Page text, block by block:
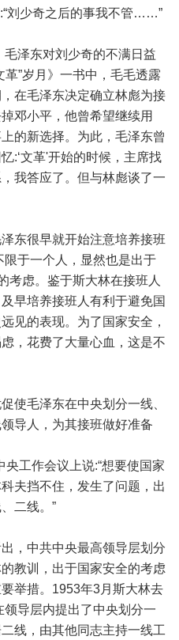
刘少奇之后的事我不管……”
泽东对刘少奇的不满日益
”岁月》一书中，毛毛透露
在毛泽东决定确立林彪为接
邓小平，他曾希望继续用
的新选择。为此，毛泽东曾
:‘文革'开始的时候，主席找
我答应了。但与林彪谈了一
很早就开始注意培养接班
限于一个人，显然也是出于
考虑。鉴于斯大林在接班人
早培养接班人有利于避免国
见的表现。为了国家安全，
，花费了大量心血，这是不
毛泽东在中央划分一线、
导人，为其接班做好准备
工作会议上说:“想要使国家
夫挡不住，发生了问题，出
二线。”
中共中央最高领导层划分
教训，出于国家安全的考虑
举措。1953年3月斯大林去
导层内提出了中央划分一
线，由其他同志主持一线工